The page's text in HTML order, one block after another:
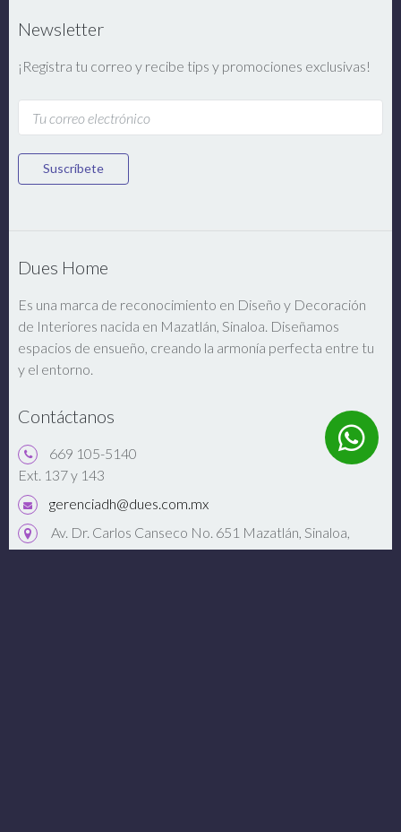
Newsletter
¡Registra tu correo y recibe tips y promociones exclusivas!
Suscríbete
Dues Home
Es una marca de reconocimiento en Diseño y Decoración
de Interiores nacida en Mazatlán, Sinaloa. Diseñamos
espacios de ensueño, creando la armonía perfecta entre tu
y el entorno.
Contáctanos
669 105-5140
Ext. 137 y 143
gerenciadh@dues.com.mx
Av. Dr. Carlos Canseco No. 651 Mazatlán, Sinaloa,
México 82127.